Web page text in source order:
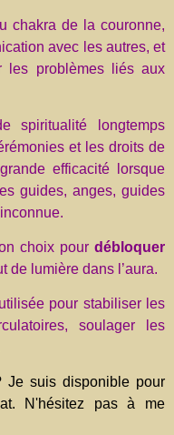
chakra de la couronne,
avec les autres, et
les problèmes liés aux
spiritualité longtemps
et les droits de
efficacité lorsque
guides, anges, guides
choix pour débloquer
de lumière dans l’aura.
pour stabiliser les
soulager les
Je suis disponible pour
N'hésitez pas à me